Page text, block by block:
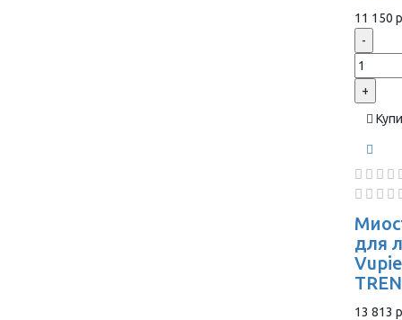
11 150
-
+
для
13 813